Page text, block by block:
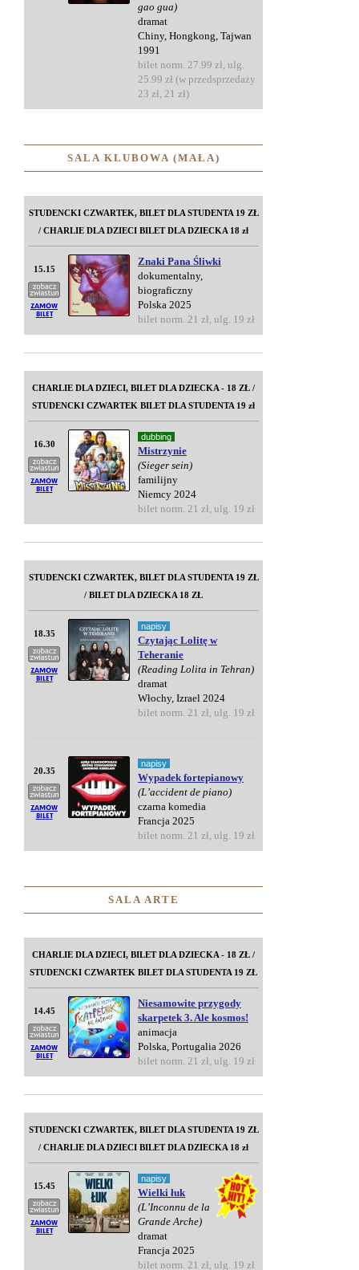
gao gua)
dramat
Chiny, Hongkong, Tajwan
1991
bilet norm. 27.99 zł, ulg.
25.99 zł (w przedsprzedaży
23 zł, 21 zł)
SALA KLUBOWA (MAŁA)
STUDENCKI CZWARTEK, BILET DLA STUDENTA 19 ZŁ
/ CHARLIE DLA DZIECI BILET DLA DZIECKA 18 zł
15.15
Znaki Pana Śliwki
dokumentalny,
biograficzny
Polska 2025
bilet norm. 21 zł, ulg. 19 zł
CHARLIE DLA DZIECI, BILET DLA DZIECKA - 18 ZŁ /
STUDENCKI CZWARTEK BILET DLA STUDENTA 19 zł
16.30
dubbing
Mistrzynie
(Sieger sein)
familijny
Niemcy 2024
bilet norm. 21 zł, ulg. 19 zł
STUDENCKI CZWARTEK, BILET DLA STUDENTA 19 ZŁ
/ BILET DLA DZIECKA 18 ZŁ
18.35
napisy
Czytając Lolitę w
Teheranie
(Reading Lolita in Tehran)
dramat
Włochy, Izrael 2024
bilet norm. 21 zł, ulg. 19 zł
20.35
napisy
Wypadek fortepianowy
(L’accident de piano)
czarna komedia
Francja 2025
bilet norm. 21 zł, ulg. 19 zł
SALA ARTE
CHARLIE DLA DZIECI, BILET DLA DZIECKA - 18 ZŁ /
STUDENCKI CZWARTEK BILET DLA STUDENTA 19 ZŁ
14.45
Niesamowite przygody
skarpetek 3. Ale kosmos!
animacja
Polska, Portugalia 2026
bilet norm. 21 zł, ulg. 19 zł
STUDENCKI CZWARTEK, BILET DLA STUDENTA 19 ZŁ
/ CHARLIE DLA DZIECI BILET DLA DZIECKA 18 zł
15.45
napisy
Wielki łuk
(L’Inconnu de la
Grande Arche)
dramat
Francja 2025
bilet norm. 21 zł, ulg. 19 zł